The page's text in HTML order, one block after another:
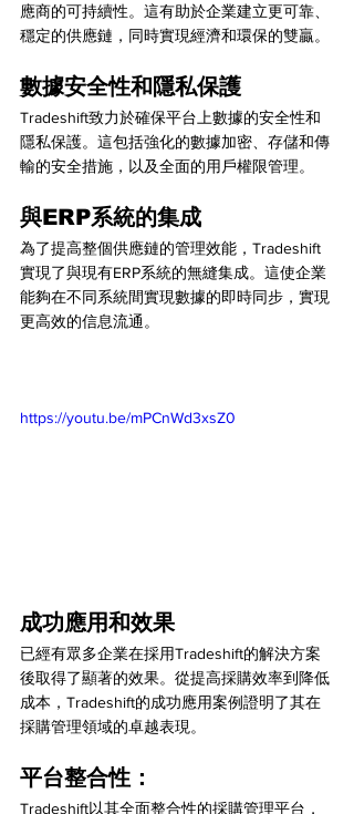
應商的可持續性。這有助於企業建立更可靠、
穩定的供應鏈，同時實現經濟和環保的雙贏。
數據安全性和隱私保護
Tradeshift致力於確保平台上數據的安全性和
隱私保護。這包括強化的數據加密、存儲和傳
輸的安全措施，以及全面的用戶權限管理。
與ERP系統的集成
為了提高整個供應鏈的管理效能，Tradeshift
實現了與現有ERP系統的無縫集成。這使企業
能夠在不同系統間實現數據的即時同步，實現
更高效的信息流通。
https://youtu.be/mPCnWd3xsZ0
成功應用和效果
已經有眾多企業在採用Tradeshift的解決方案
後取得了顯著的效果。從提高採購效率到降低
成本，Tradeshift的成功應用案例證明了其在
採購管理領域的卓越表現。
平台整合性：
Tradeshift以其全面整合性的採購管理平台，